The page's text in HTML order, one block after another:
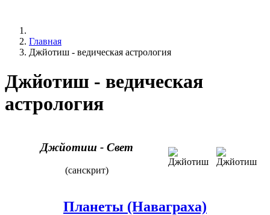
Главная
Джйотиш - ведическая астрология
Джйотиш - ведическая
астрология
Джйотиш - Cвет
(санскрит)
Планеты (Наваграха)